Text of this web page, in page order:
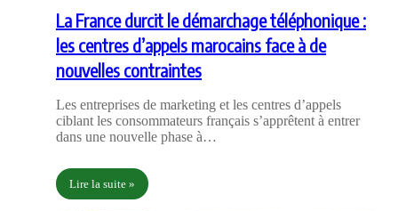
La France durcit le démarchage téléphonique :
les centres d’appels marocains face à de
nouvelles contraintes
Les entreprises de marketing et les centres d’appels
ciblant les consommateurs français s’apprêtent à entrer
dans une nouvelle phase à…
Lire la suite »